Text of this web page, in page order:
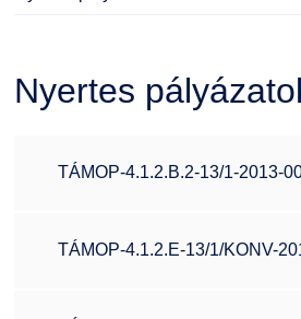
EHÖK
HASIT
Telefonkönyv
Nyertes
TÁMOP-4.1.2.B.2-13/1-2013-
TÁMOP-4.1.2.E-13/1/KONV-